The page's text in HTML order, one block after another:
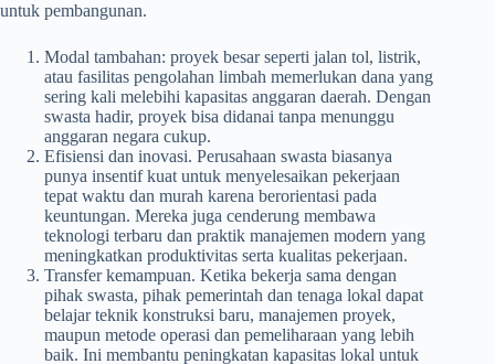
untuk pembangunan.
Modal tambahan: proyek besar seperti jalan tol, listrik,
atau fasilitas pengolahan limbah memerlukan dana yang
sering kali melebihi kapasitas anggaran daerah. Dengan
swasta hadir, proyek bisa didanai tanpa menunggu
anggaran negara cukup.
Efisiensi dan inovasi. Perusahaan swasta biasanya
punya insentif kuat untuk menyelesaikan pekerjaan
tepat waktu dan murah karena berorientasi pada
keuntungan. Mereka juga cenderung membawa
teknologi terbaru dan praktik manajemen modern yang
meningkatkan produktivitas serta kualitas pekerjaan.
Transfer kemampuan. Ketika bekerja sama dengan
pihak swasta, pihak pemerintah dan tenaga lokal dapat
belajar teknik konstruksi baru, manajemen proyek,
maupun metode operasi dan pemeliharaan yang lebih
baik. Ini membantu peningkatan kapasitas lokal untuk